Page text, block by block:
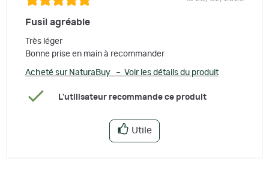
Fusil agréable
Très léger
Bonne prise en main à recommander
Acheté sur NaturaBuy – Voir les détails du produit
L'utilisateur recommande ce produit
Utile